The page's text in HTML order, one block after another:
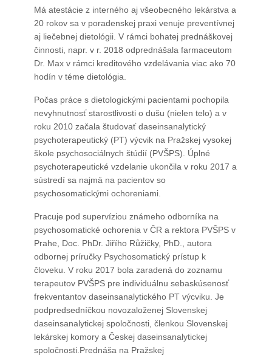
Má atestácie z interného aj všeobecného lekárstva a
20 rokov sa v poradenskej praxi venuje preventívnej
aj liečebnej dietológii. V rámci bohatej prednáškovej
činnosti, napr. v r. 2018 odprednášala farmaceutom
Dr. Max v rámci kreditového vzdelávania viac ako 70
hodín v téme dietológia.
Počas práce s dietologickými pacientami pochopila
nevyhnutnosť starostlivosti o dušu (nielen telo) a v
roku 2010 začala študovať daseinsanalytický
psychoterapeutický (PT) výcvik na Pražskej vysokej
škole psychosociálnych štúdií (PVŠPS). Úplné
psychoterapeutické vzdelanie ukončila v roku 2017 a
sústredí sa najmä na pacientov so
psychosomatickými ochoreniami.
Pracuje pod supervíziou známeho odborníka na
psychosomatické ochorenia v ČR a rektora PVŠPS v
Prahe, Doc. PhDr. Jiřího Růžičky, PhD., autora
odbornej príručky Psychosomatický prístup k
človeku. V roku 2017 bola zaradená do zoznamu
terapeutov PVŠPS pre individuálnu sebaskúsenosť
frekventantov daseinsanalytického PT výcviku. Je
podpredsedníčkou novozaloženej Slovenskej
daseinsanalytickej spoločnosti, členkou Slovenskej
lekárskej komory a Českej daseinsanalytickej
spoločnosti.Prednáša na Pražskej